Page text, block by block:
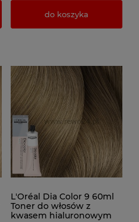
do koszyka
L'Oréal Dia Color 9 60ml
Toner do włosów z
kwasem hialuronowym